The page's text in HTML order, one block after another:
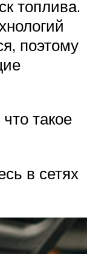
топлива.
поэтому
такое
в сетях